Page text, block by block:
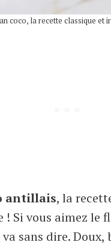
coco, la recette classique et
antillais, la
! Si vous aimez le
sans dire. Doux,